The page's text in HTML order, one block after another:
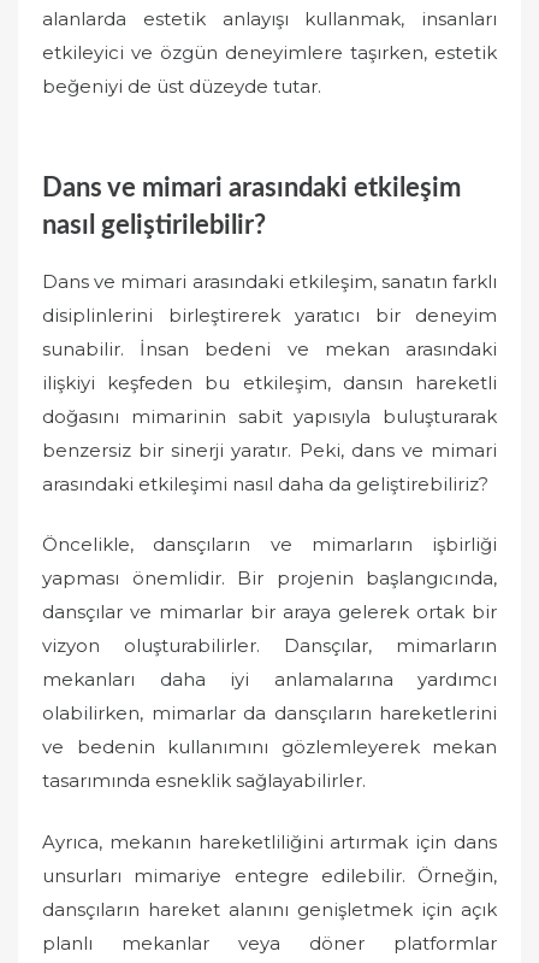
alanlarda estetik anlayışı kullanmak, insanları
etkileyici ve özgün deneyimlere taşırken, estetik
beğeniyi de üst düzeyde tutar.
Dans ve mimari arasındaki etkileşim
nasıl geliştirilebilir?
Dans ve mimari arasındaki etkileşim, sanatın farklı
disiplinlerini birleştirerek yaratıcı bir deneyim
sunabilir. İnsan bedeni ve mekan arasındaki
ilişkiyi keşfeden bu etkileşim, dansın hareketli
doğasını mimarinin sabit yapısıyla buluşturarak
benzersiz bir sinerji yaratır. Peki, dans ve mimari
arasındaki etkileşimi nasıl daha da geliştirebiliriz?
Öncelikle, dansçıların ve mimarların işbirliği
yapması önemlidir. Bir projenin başlangıcında,
dansçılar ve mimarlar bir araya gelerek ortak bir
vizyon oluşturabilirler. Dansçılar, mimarların
mekanları daha iyi anlamalarına yardımcı
olabilirken, mimarlar da dansçıların hareketlerini
ve bedenin kullanımını gözlemleyerek mekan
tasarımında esneklik sağlayabilirler.
Ayrıca, mekanın hareketliliğini artırmak için dans
unsurları mimariye entegre edilebilir. Örneğin,
dansçıların hareket alanını genişletmek için açık
planlı mekanlar veya döner platformlar